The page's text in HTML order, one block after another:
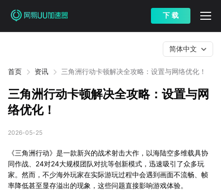
下 载
首页 资讯 三角洲行动卡顿解决全攻略：设置与网络优化！
简体中文
三角洲行动卡顿解决全攻略：设置与网
络优化！
2026-05-25
《三角洲行动》是一款新兴的战术射击大作，以海陆空多维载具协
同作战、24对24大规模团队对抗等创新模式，迅速吸引了众多玩
家。然而，不少海外玩家在实际游玩过程中会遇到画面不流畅、帧
率降低甚至显存溢出的现象，这些问题直接影响游戏体验。